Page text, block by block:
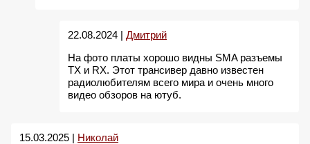
22.08.2024 | Дмитрий
На фото платы хорошо видны SMA разъемы
TX и RX. Этот трансивер давно известен
радиолюбителям всего мира и очень много
видео обзоров на ютуб.
15.03.2025 | Николай